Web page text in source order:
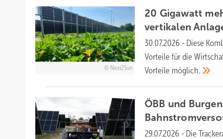
Next2Sun
20 Gigawatt
vertikalen
30.07.2026 - Diese
Vorteile für die
Vorteile möglich.
ÖBB und
29.07.2026 - Die